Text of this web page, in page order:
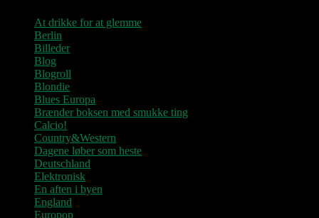
At drikke for at glemme
Berlin
Billeder
Blog
Blogroll
Blondie
Blues Europa
Brænder boksen med smukke ting
Calcio!
Country&Western
Dagene løber som heste
Deutschland
Elektronisk
En aften i byen
England
Europop